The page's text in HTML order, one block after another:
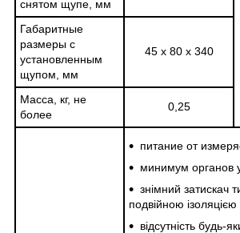
снятом щупе, мм
Габаритные
размеры с
установленным
щупом, мм
45 х 80 х 340
Масса, кг, не
более
0,25
питание от
минимум органов
знімний затискач
подвійною ізоляцією
відсутність будь-